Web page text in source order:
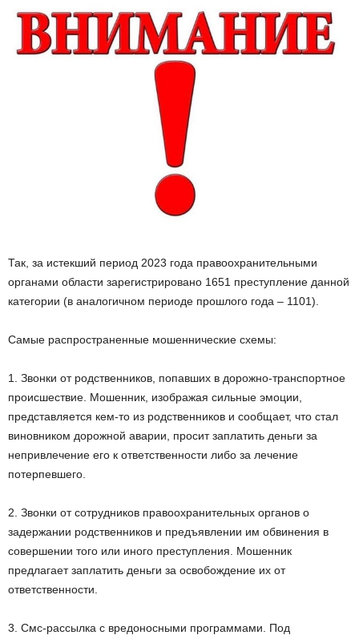
Так, за истекший период 2023 года правоохранительными
органами области зарегистрировано 1651 преступление данной
категории (в аналогичном периоде прошлого года – 1101).
Самые распространенные мошеннические схемы:
1. Звонки от родственников, попавших в дорожно-транспортное
происшествие. Мошенник, изображая сильные эмоции,
представляется кем-то из родственников и сообщает, что стал
виновником дорожной аварии, просит заплатить деньги за
непривлечение его к ответственности либо за лечение
потерпевшего.
2. Звонки от сотрудников правоохранительных органов о
задержании родственников и предъявлении им обвинения в
совершении того или иного преступления. Мошенник
предлагает заплатить деньги за освобождение их от
ответственности.
3. Смс-рассылка с вредоносными программами. Под